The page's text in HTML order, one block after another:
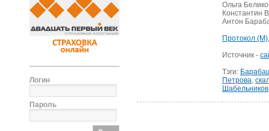
Логин
Пароль
Ольга
Константин
Антон
Протокол (М)
Источник -
Тэги:
Петрова,
Шабельников